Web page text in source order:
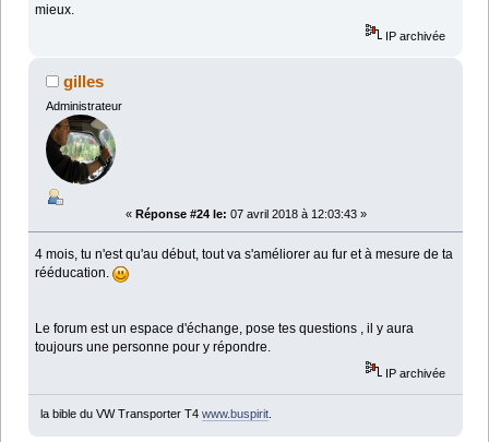
mieux.
IP archivée
gilles
Administrateur
« Réponse #24 le: 07 avril 2018 à 12:03:43 »
4 mois, tu n'est qu'au début, tout va s'améliorer au fur et à mesure de ta
rééducation.
Le forum est un espace d'échange, pose tes questions , il y aura
toujours une personne pour y répondre.
IP archivée
la bible du VW Transporter T4 www.buspirit.